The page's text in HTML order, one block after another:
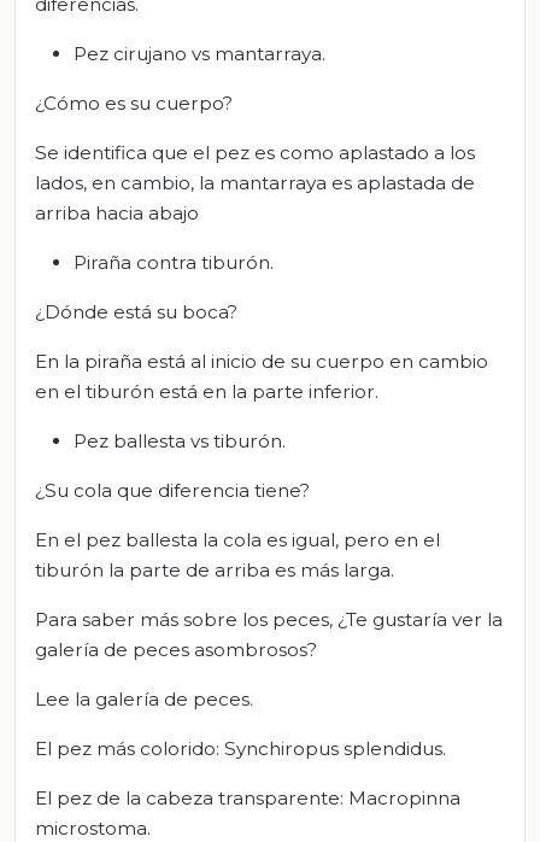
Pez cirujano vs mantarraya.
¿Cómo es su cuerpo?
Se identifica que el pez es como aplastado a los
lados, en cambio, la mantarraya es aplastada de
arriba hacia abajo
Piraña contra tiburón.
¿Dónde está su boca?
En la piraña está al inicio de su cuerpo en cambio
en el tiburón está en la parte inferior.
Pez ballesta vs tiburón.
¿Su cola que diferencia tiene?
En el pez ballesta la cola es igual, pero en el
tiburón la parte de arriba es más larga.
Para saber más sobre los peces, ¿Te gustaría ver la
galería de peces asombrosos?
Lee la galería de peces.
El pez más colorido: Synchiropus splendidus.
El pez de la cabeza transparente: Macropinna
microstoma.